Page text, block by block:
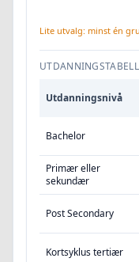
Lite utvalg: minst én
Utdanningsnivå
Bachelor
Primær eller
sekundær
Post Secondary
Kortsyklus tertiær